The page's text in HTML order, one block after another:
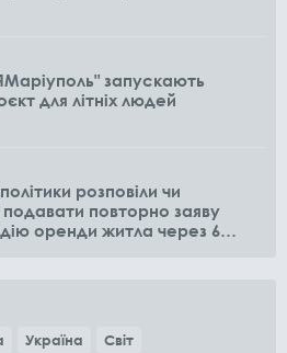
запускають
для літніх людей
розповіли чи
подавати повторно заяву
оренди житла через 6
Україна
Світ